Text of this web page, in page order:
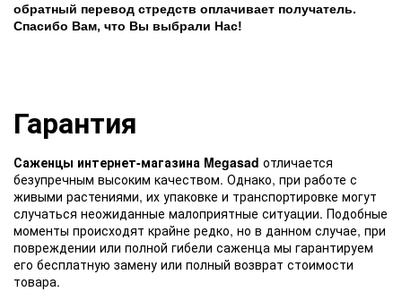
обратный перевод стредств оплачивает получатель.
Спасибо Вам, что Вы выбрали Нас!
Гарантия
Саженцы интернет-магазина Megasad отличается
безупречным высоким качеством. Однако, при работе с
живыми растениями, их упаковке и транспортировке могут
случаться неожиданные малоприятные ситуации. Подобные
моменты происходят крайне редко, но в данном случае, при
повреждении или полной гибели саженца мы гарантируем
его бесплатную замену или полный возврат стоимости
товара.